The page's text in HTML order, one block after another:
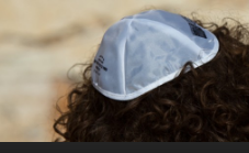
Inhalt
wechseln
sekundären
wechselnSTUDIOGELB
lost in horizontal altitude sickness